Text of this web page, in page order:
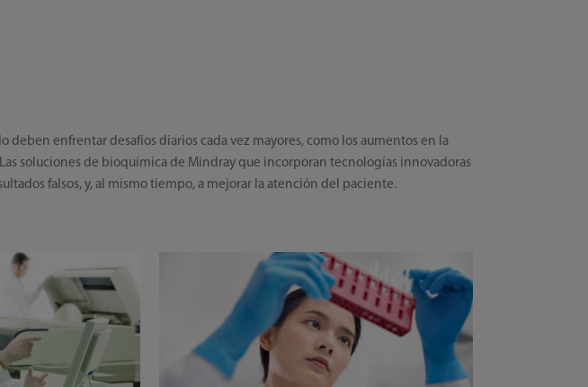
enfrentar desafíos diarios cada vez mayores, como los aumentos en la
soluciones de bioquímica de Mindray que incorporan tecnologías innovadoras
falsos, y, al mismo tiempo, a mejorar la atención del paciente.